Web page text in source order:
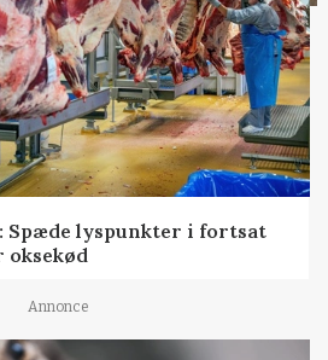
lyspunkter i fortsat
oksekød
Annonce